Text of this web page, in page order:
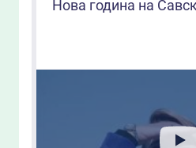
Нова година на